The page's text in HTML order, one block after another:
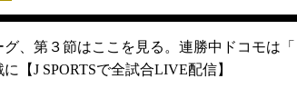
グ、第３節はここを見る。連勝中ドコモは
【J SPORTSで全試合LIVE配信】